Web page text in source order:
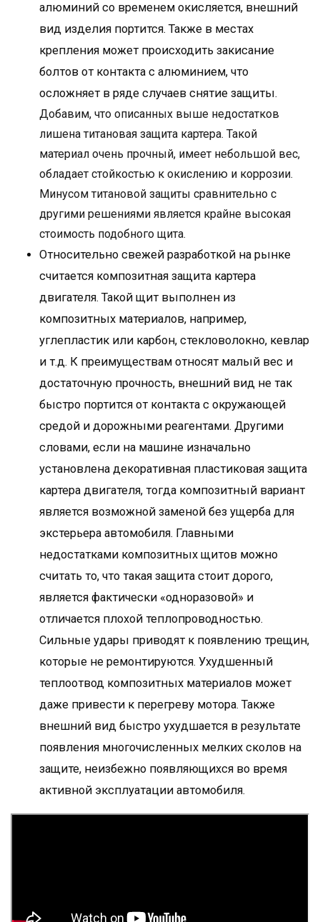
алюминий со временем окисляется, внешний
вид изделия портится. Также в местах
крепления может происходить закисание
болтов от контакта с алюминием, что
осложняет в ряде случаев снятие защиты.
Добавим, что описанных выше недостатков
лишена титановая защита картера. Такой
материал очень прочный, имеет небольшой вес,
обладает стойкостью к окислению и коррозии.
Минусом титановой защиты сравнительно с
другими решениями является крайне высокая
стоимость подобного щита.
Относительно свежей разработкой на рынке
считается композитная защита картера
двигателя. Такой щит выполнен из
композитных материалов, например,
углепластик или карбон, стекловолокно, кевлар
и т.д. К преимуществам относят малый вес и
достаточную прочность, внешний вид не так
быстро портится от контакта с окружающей
средой и дорожными реагентами. Другими
словами, если на машине изначально
установлена декоративная пластиковая защита
картера двигателя, тогда композитный вариант
является возможной заменой без ущерба для
экстерьера автомобиля. Главными
недостатками композитных щитов можно
считать то, что такая защита стоит дорого,
является фактически «одноразовой» и
отличается плохой теплопроводностью.
Сильные удары приводят к появлению трещин,
которые не ремонтируются. Ухудшенный
теплоотвод композитных материалов может
даже привести к перегреву мотора. Также
внешний вид быстро ухудшается в результате
появления многочисленных мелких сколов на
защите, неизбежно появляющихся во время
активной эксплуатации автомобиля.